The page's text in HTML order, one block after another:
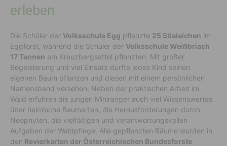
erleben
Die Schüler der Volksschule Egg pflanzte 25 Stieleichen im
Eggforst, während die Schüler der Volksschule Weißbriach
17 Tannen am Kreuzbergsattel pflanzten. Mit großer
Begeisterung und viel Einsatz durfte jedes Kind seinen
eigenen Baum pflanzen und diesen mit einem persönlichen
Namensband versehen. Neben der praktischen Arbeit im
Wald erfuhren die jungen Miniranger auch viel Wissenswertes
über heimische Baumarten, die Herausforderungen durch
Neophyten, die vielfältigen und verantwortungsvollen
Aufgaben der Waldpflege. Alle gepflanzten Bäume wurden in
den Revierkarten der Österreichischen Bundesforste